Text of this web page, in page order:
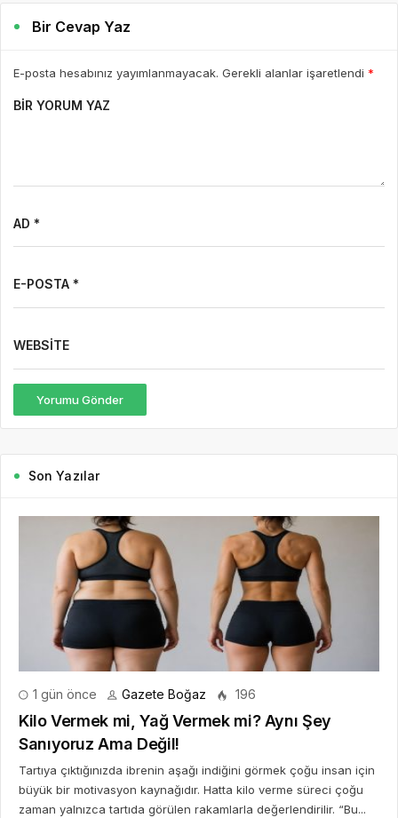
Bir Cevap Yaz
E-posta hesabınız yayımlanmayacak. Gerekli alanlar işaretlendi *
BIR YORUM YAZ
AD *
E-POSTA *
WEBSITE
Yorumu Gönder
Son Yazılar
1 gün önce Gazete Boğaz 196
Kilo Vermek mi, Yağ Vermek mi? Aynı Şey
Sanıyoruz Ama Değil!
Tartıya çıktığınızda ibrenin aşağı indiğini görmek çoğu insan için
büyük bir motivasyon kaynağıdır. Hatta kilo verme süreci çoğu
zaman yalnızca tartıda görülen rakamlarla değerlendirilir. “Bu...